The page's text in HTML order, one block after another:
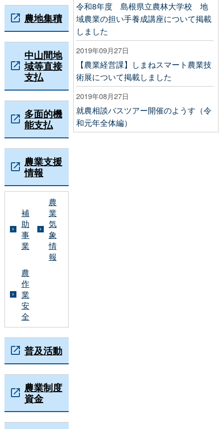
令和8年度 島根県立農林大学校 地
域農業の担い手養成講座について掲載
しました
2019年09月27日
【農業経営課】しまねスマート農業技
術展について掲載しました
2019年08月27日
就農相談バスツアー開催のようす（令
和元年全体編）
農地集積
中山間地
域等直接
支払
多面的機
能支払
農業支援
情報
補
助
事
業
農
業
気
象
情
報
農
作
業
安
全
普及活動
農業制度
資金